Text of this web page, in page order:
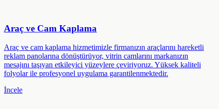
Araç ve Cam Kaplama
Araç ve cam kaplama hizmetimizle firmanızın araçlarını hareketli
reklam panolarına dönüştürüyor, vitrin camlarını markanızın
mesajını taşıyan etkileyici yüzeylere çeviriyoruz. Yüksek kaliteli
folyolar ile profesyonel uygulama garantilenmektedir.
İncele